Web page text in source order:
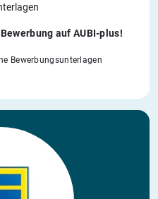
auf AUBI-plus!
Bewerbungsunterlagen